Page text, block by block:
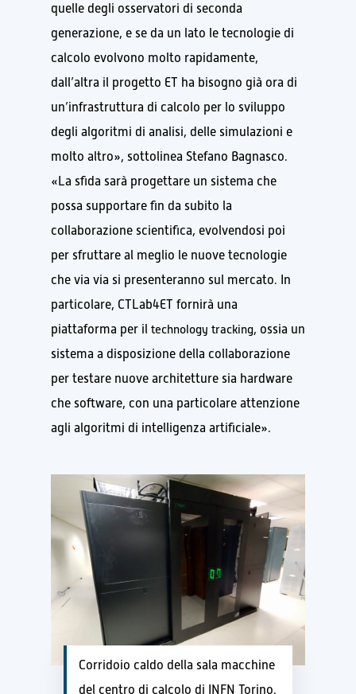
quelle degli osservatori di seconda
generazione, e se da un lato le tecnologie di
calcolo evolvono molto rapidamente,
dall’altra il progetto ET ha bisogno già ora di
un’infrastruttura di calcolo per lo sviluppo
degli algoritmi di analisi, delle simulazioni e
molto altro», sottolinea Stefano Bagnasco.
«La sfida sarà progettare un sistema che
possa supportare fin da subito la
collaborazione scientifica, evolvendosi poi
per sfruttare al meglio le nuove tecnologie
che via via si presenteranno sul mercato. In
particolare, CTLab4ET fornirà una
piattaforma per il technology tracking, ossia un
sistema a disposizione della collaborazione
per testare nuove architetture sia hardware
che software, con una particolare attenzione
agli algoritmi di intelligenza artificiale».
Corridoio caldo della sala macchine
del centro di calcolo di INFN Torino.